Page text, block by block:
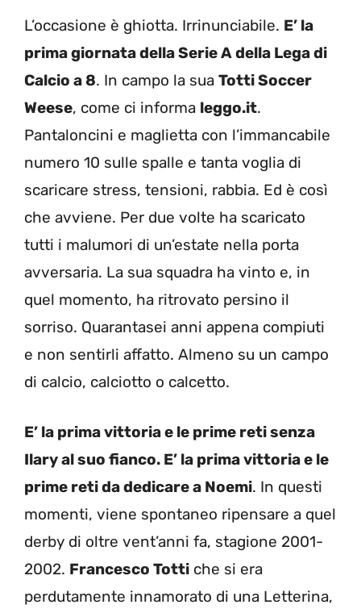
L’occasione è ghiotta. Irrinunciabile. E’ la
prima giornata della Serie A della Lega di
Calcio a 8. In campo la sua Totti Soccer
Weese, come ci informa leggo.it.
Pantaloncini e maglietta con l’immancabile
numero 10 sulle spalle e tanta voglia di
scaricare stress, tensioni, rabbia. Ed è così
che avviene. Per due volte ha scaricato
tutti i malumori di un’estate nella porta
avversaria. La sua squadra ha vinto e, in
quel momento, ha ritrovato persino il
sorriso. Quarantasei anni appena compiuti
e non sentirli affatto. Almeno su un campo
di calcio, calciotto o calcetto.
E’ la prima vittoria e le prime reti senza
Ilary al suo fianco. E’ la prima vittoria e le
prime reti da dedicare a Noemi. In questi
momenti, viene spontaneo ripensare a quel
derby di oltre vent’anni fa, stagione 2001-
2002. Francesco Totti che si era
perdutamente innamorato di una Letterina,